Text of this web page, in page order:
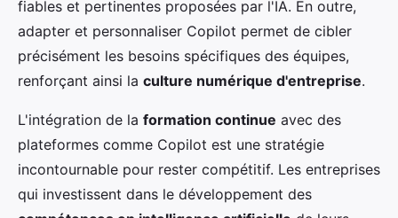
fiables et pertinentes proposées par l'IA. En outre,
adapter et personnaliser Copilot permet de cibler
précisément les besoins spécifiques des équipes,
renforçant ainsi la culture numérique d'entreprise.
L'intégration de la formation continue avec des
plateformes comme Copilot est une stratégie
incontournable pour rester compétitif. Les entreprises
qui investissent dans le développement des